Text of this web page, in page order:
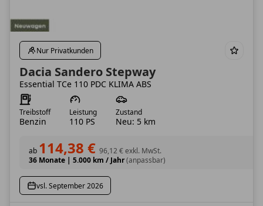
Nur Privatkunden
Dacia Sandero Stepway
Essential TCe 110 PDC KLIMA ABS
Treibstoff
Benzin
Leistung
110 PS
Zustand
Neu: 5 km
ab 114,38 € 96,12 €exkl. MwSt.
36 Monate | 5.000 km / Jahr(anpassbar)
vsl. September 2026